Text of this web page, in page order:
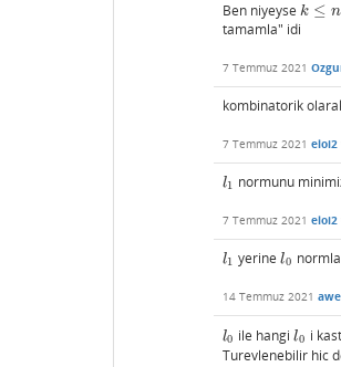
Ben niyeyse k ≤ n
k≤ n
tamamla" idi
7 Temmuz 2021
kombinatorik
7 Temmuz 2021 eloi2
l1
l1 normunu
7 Temmuz 2021 eloi2
l1
l1 yerinel0
l0
14 Temmuz 2021
l0
l0 ile hangil0
l0 i
Turevlenebilir hic